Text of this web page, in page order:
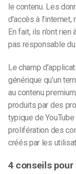
le contenu. Les
d’accès à
En fait, ils n’ont
pas responsable du
Le champ
générique qu’un
au contenu
produits par des
typique de YouTube
prolifération des
créés par les
4 conseils